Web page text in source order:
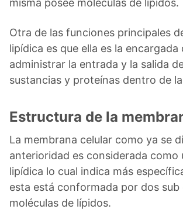
Otra de las funciones principales
lipídica es que ella es la encargada
administrar la entrada y la salida
sustancias y proteínas dentro de
Estructura de la
La membrana celular como ya se
anterioridad es considerada como
lipídica lo cual indica más
esta está conformada por dos sub
moléculas de lípidos.